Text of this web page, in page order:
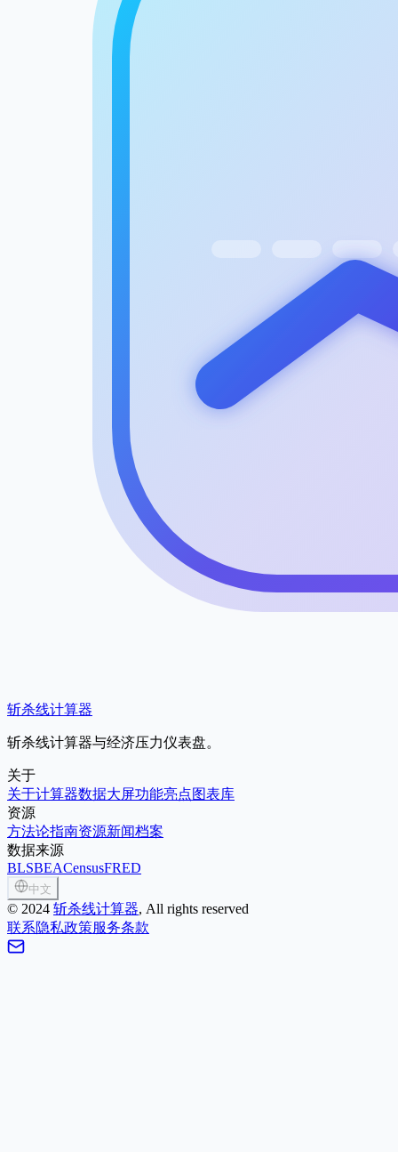
斩杀线计算器
斩杀线计算器与经济压力仪表盘。
关于
关于计算器数据大屏功能亮点 图表库
资源
方法论指南资源新闻档案
数据来源
BLSBEACensusFRED
中文
© 2024 斩杀线计算器, All rights reserved
联系隐私政策服务条款